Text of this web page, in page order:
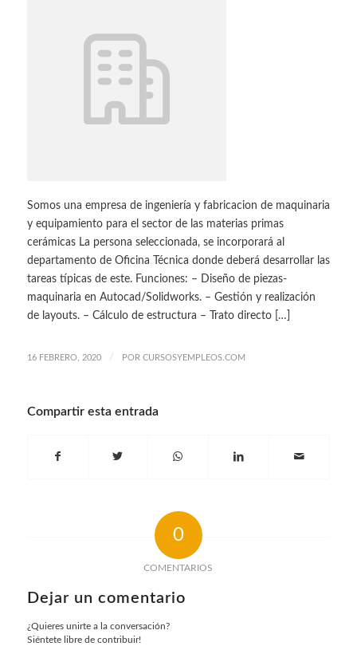
Somos una empresa de ingeniería y fabricacion de maquinaria
y equipamiento para el sector de las materias primas
cerámicas La persona seleccionada, se incorporará al
departamento de Oficina Técnica donde deberá desarrollar las
tareas típicas de este. Funciones: – Diseño de piezas-
maquinaria en Autocad/Solidworks. – Gestión y realización
de layouts. – Cálculo de estructura – Trato directo […]
16 FEBRERO, 2020 / POR CURSOSYEMPLEOS.COM
Compartir esta entrada
0
COMENTARIOS
Dejar un comentario
¿Quieres unirte a la conversación?
Siéntete libre de contribuir!